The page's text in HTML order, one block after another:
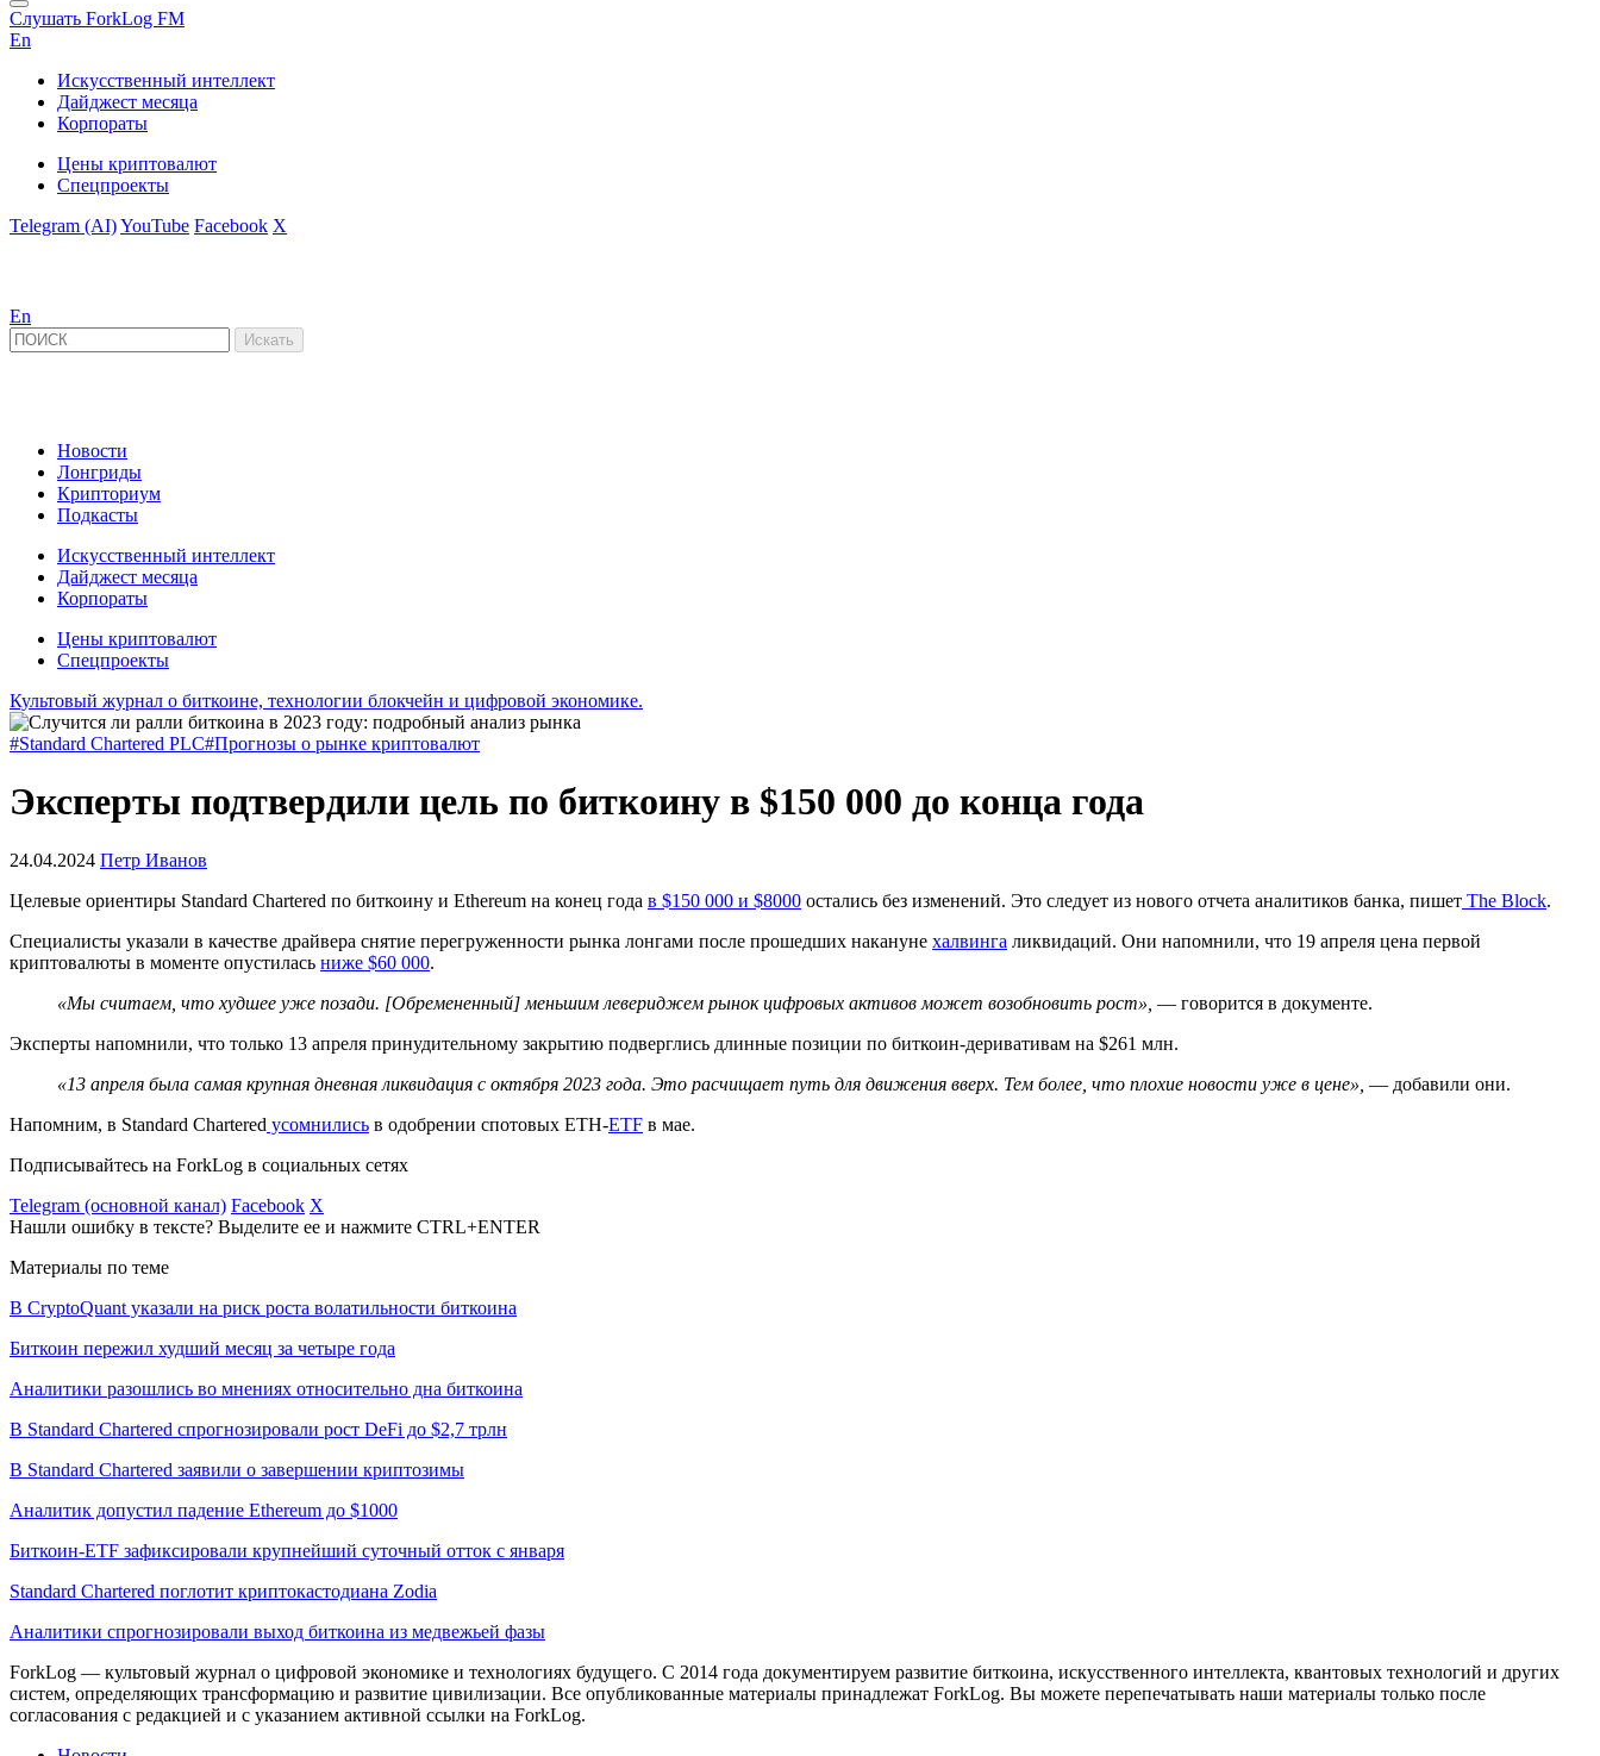
Слушать ForkLog FM
En
Искусственный интеллект
Дайджест месяца
Корпораты
Цены криптовалют
Спецпроекты
Telegram (AI)YouTube Facebook X
En
Новости
Лонгриды
Крипториум
Подкасты
Искусственный интеллект
Дайджест месяца
Корпораты
Цены криптовалют
Спецпроекты
Культовый журнал о биткоине, технологии блокчейн и цифровой экономике.
#Standard Chartered PLC#Прогнозы о рынке криптовалют
Эксперты подтвердили цель по биткоину в $150 000 до конца года
24.04.2024 Петр Иванов
Целевые ориентиры Standard Chartered по биткоину и Ethereum на конец года в $150 000 и $8000 остались без изменений. Это следует из нового отчета аналитиков банка, пишет The Block.
Специалисты указали в качестве драйвера снятие перегруженности рынка лонгами после прошедших накануне халвинга ликвидаций. Они напомнили, что 19 апреля цена первой
криптовалюты в моменте опустилась ниже $60 000.
«Мы считаем, что худшее уже позади. [Обремененный] меньшим левериджем рынок цифровых активов может возобновить рост», — говорится в документе.
Эксперты напомнили, что только 13 апреля принудительному закрытию подверглись длинные позиции по биткоин-деривативам на $261 млн.
«13 апреля была самая крупная дневная ликвидация с октября 2023 года. Это расчищает путь для движения вверх. Тем более, что плохие новости уже в цене», — добавили они.
Напомним, в Standard Chartered усомнились в одобрении спотовых ETH-ETF в мае.
Подписывайтесь на ForkLog в социальных сетях
Telegram (основной канал) Facebook X
Нашли ошибку в тексте? Выделите ее и нажмите CTRL+ENTER
Материалы по теме
В CryptoQuant указали на риск роста волатильности биткоина
Биткоин пережил худший месяц за четыре года
Аналитики разошлись во мнениях относительно дна биткоина
В Standard Chartered спрогнозировали рост DeFi до $2,7 трлн
В Standard Chartered заявили о завершении криптозимы
Аналитик допустил падение Ethereum до $1000
Биткоин-ETF зафиксировали крупнейший суточный отток с января
Standard Chartered поглотит криптокастодиана Zodia
Аналитики спрогнозировали выход биткоина из медвежьей фазы
ForkLog — культовый журнал о цифровой экономике и технологиях будущего. С 2014 года документируем развитие биткоина, искусственного интеллекта, квантовых технологий и других
систем, определяющих трансформацию и развитие цивилизации. Все опубликованные материалы принадлежат ForkLog. Вы можете перепечатывать наши материалы только после
согласования с редакцией и с указанием активной ссылки на ForkLog.